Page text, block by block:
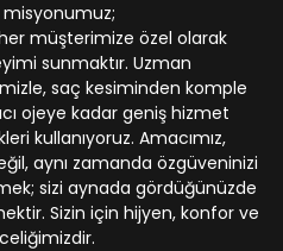
müşterimize özel olarak
sunmaktır. Uzman
saç kesiminden komple
ojeye kadar geniş hizmet
kullanıyoruz. Amacımız,
aynı zamanda özgüveninizi
sizi aynada gördüğünüzde
Sizin için hijyen, konfor ve